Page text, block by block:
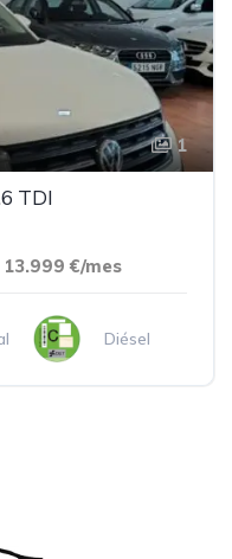
1
TDI
€/mes
Diésel